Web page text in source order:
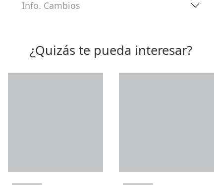
Info. Cambios
¿Quizás te pueda interesar?